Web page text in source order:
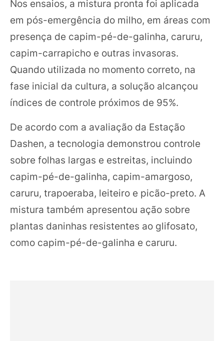
Nos ensaios, a mistura pronta foi aplicada
em pós-emergência do milho, em áreas com
presença de capim-pé-de-galinha, caruru,
capim-carrapicho e outras invasoras.
Quando utilizada no momento correto, na
fase inicial da cultura, a solução alcançou
índices de controle próximos de 95%.
De acordo com a avaliação da Estação
Dashen, a tecnologia demonstrou controle
sobre folhas largas e estreitas, incluindo
capim-pé-de-galinha, capim-amargoso,
caruru, trapoeraba, leiteiro e picão-preto. A
mistura também apresentou ação sobre
plantas daninhas resistentes ao glifosato,
como capim-pé-de-galinha e caruru.